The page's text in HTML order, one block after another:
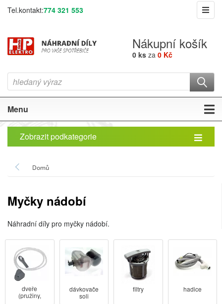
Tel.kontakt:774 321 553
Nákupní košík
0 ks za 0 Kč
Menu
Zobrazit podkategorie
Domů
Myčky nádobí
Náhradní díly pro myčky nádobí.
dveře
(pružiny,
dávkovače
soli
filtry hadice